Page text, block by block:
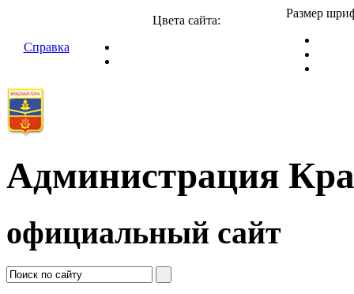
Справка
Цвета сайта:
Размер
Администрация
официальный сайт